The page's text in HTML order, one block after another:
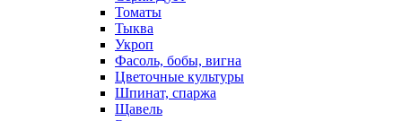
Томаты
Тыква
Укроп
Фасоль, бобы, вигна
Цветочные культуры
Шпинат, спаржа
Щавель